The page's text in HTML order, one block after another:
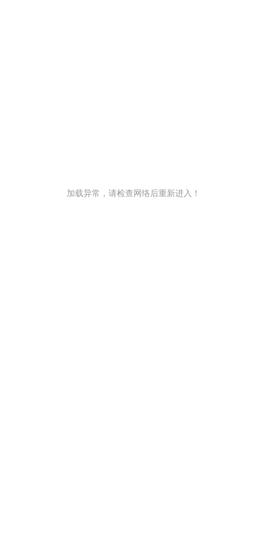
加载异常，请检查网络后重新进入！